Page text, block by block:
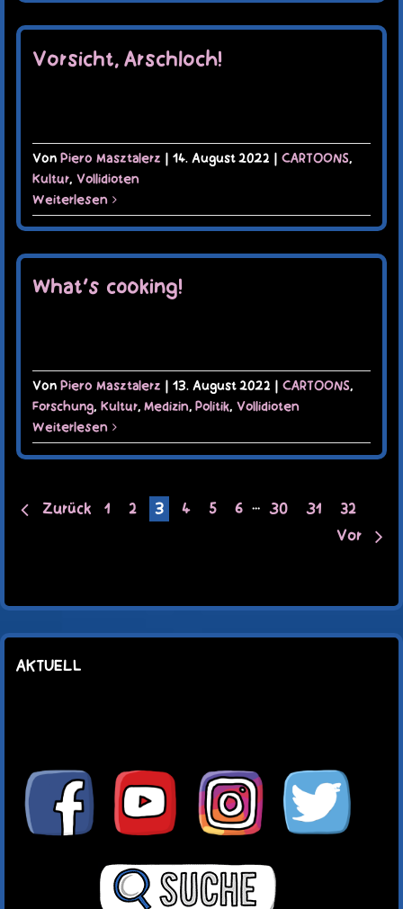
Vorsicht, Arschloch!
Von Piero Masztalerz | 14. August 2022 | CARTOONS,
Kultur, Vollidioten
Weiterlesen
What’s cooking!
Von Piero Masztalerz | 13. August 2022 | CARTOONS,
Forschung, Kultur, Medizin, Politik, Vollidioten
Weiterlesen
Zurück 1 2 3 4 5 6 ··· 30 31
32
Vor
AKTUELL